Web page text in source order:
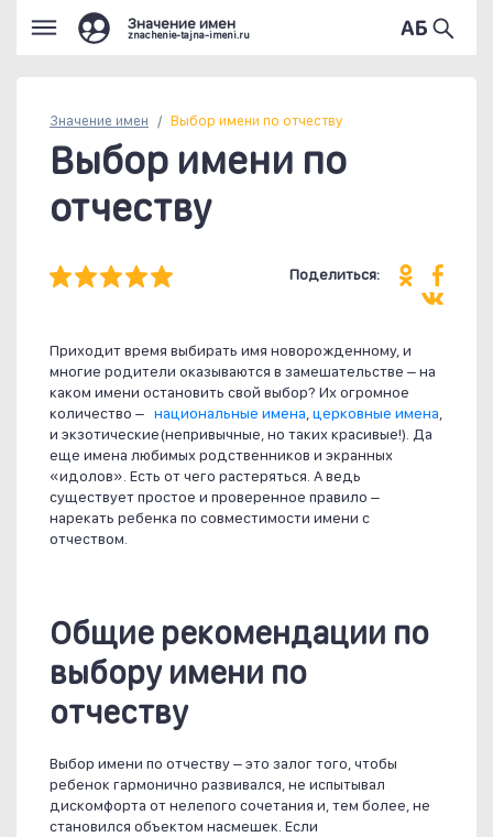
Значение имен
znachenie-tajna-imeni.ru
Значение имен Выбор имени по отчеству
Выбор имени по
отчеству
Поделиться:
Приходит время выбирать имя новорожденному, и
многие родители оказываются в замешательстве – на
каком имени остановить свой выбор? Их огромное
количество – национальные имена,церковные имена,
и экзотические(непривычные, но таких красивые!). Да
еще имена любимых родственников и экранных
«идолов». Есть от чего растеряться. А ведь
существует простое и проверенное правило –
нарекать ребенка по совместимости имени с
отчеством.
Общие рекомендации по
выбору имени по
отчеству
Выбор имени по отчеству – это залог того, чтобы
ребенок гармонично развивался, не испытывал
дискомфорта от нелепого сочетания и, тем более, не
становился объектом насмешек. Если